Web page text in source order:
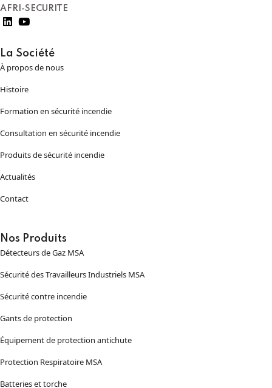
AFRI-SECURITE
La Société
À propos de nous
Histoire
Formation en sécurité incendie
Consultation en sécurité incendie
Produits de sécurité incendie
Actualités
Contact
Nos Produits
Détecteurs de Gaz MSA
Sécurité des Travailleurs Industriels MSA
Sécurité contre incendie
Gants de protection
Équipement de protection antichute
Protection Respiratoire MSA
Batteries et torche